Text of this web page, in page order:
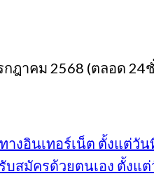
าคม 2568 (ตลอด 24
อินเทอร์เน็ต ตั้งแต่วัน
สมัครด้วยตนเอง ตั้งแ